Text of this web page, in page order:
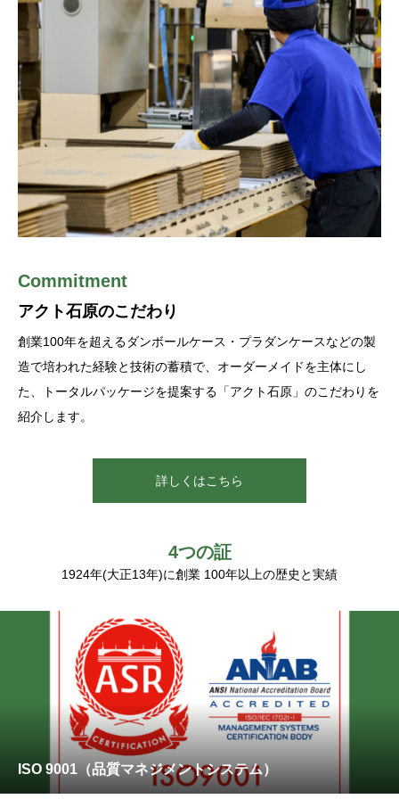
Commitment
アクト石原のこだわり
創業100年を超えるダンボールケース・プラダンケースなどの製
造で培われた経験と技術の蓄積で、オーダーメイドを主体にし
た、トータルパッケージを提案する「アクト石原」のこだわりを
紹介します。
詳しくはこちら
Production System
生産システム
木、紙、樹脂、それぞれ素材別に設けた当社の専用生産工場で
は、各素材の特性に応じた生産能力の高い生産ラインが威力を発
揮。そしてそれを支えるのは、素材とラインを熟知した技術スタ
ッフ。ラインと人材、ハード＆ソフトの両面で生産体制を整えて
詳しくはこちら
4つの証
1924年(大正13年)に創業 100年以上の歴史と実績
ISO 9001（品質マネジメントシステム）